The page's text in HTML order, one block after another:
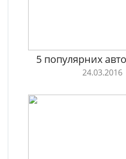
5 популярних
24.03.2016